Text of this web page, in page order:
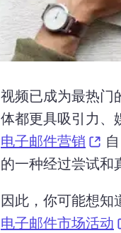
视频已成为最热门
体都更具吸引力、
电子邮件营销
的一种经过尝试和
因此，你可能想知
电子邮件市场活动